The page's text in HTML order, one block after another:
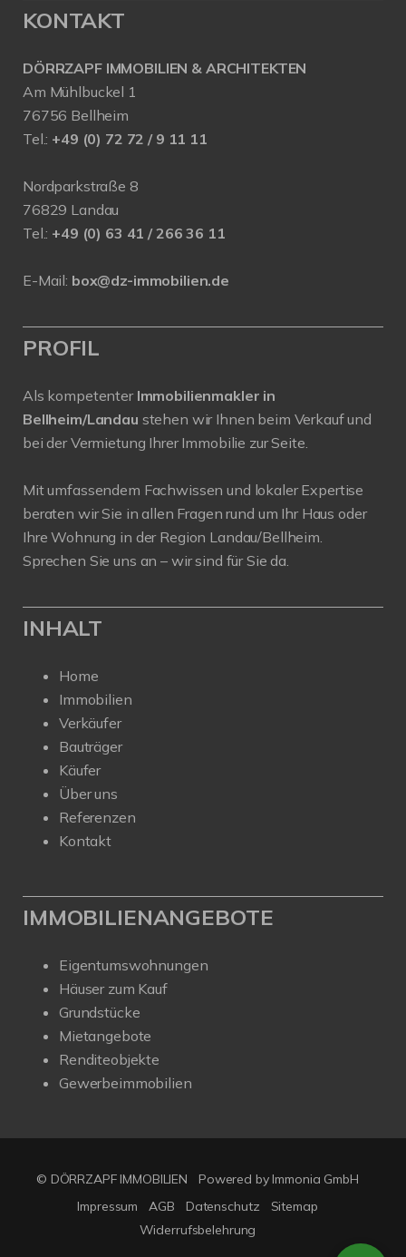
KONTAKT
DÖRRZAPF IMMOBILIEN & ARCHITEKTEN
Am Mühlbuckel 1
76756 Bellheim
Tel.: +49 (0) 72 72 / 9 11 11
Nordparkstraße 8
76829 Landau
Tel.: +49 (0) 63 41 / 266 36 11
E-Mail: box@dz-immobilien.de
PROFIL
Als kompetenter Immobilienmakler in
Bellheim/Landau stehen wir Ihnen beim Verkauf und
bei der Vermietung Ihrer Immobilie zur Seite.
Mit umfassendem Fachwissen und lokaler Expertise
beraten wir Sie in allen Fragen rund um Ihr Haus oder
Ihre Wohnung in der Region Landau/Bellheim.
Sprechen Sie uns an – wir sind für Sie da.
INHALT
Home
Immobilien
Verkäufer
Bauträger
Käufer
Über uns
Referenzen
Kontakt
IMMOBILIENANGEBOTE
Eigentumswohnungen
Häuser zum Kauf
Grundstücke
Mietangebote
Renditeobjekte
Gewerbeimmobilien
© DÖRRZAPF IMMOBILIEN Powered by Immonia GmbH
Impressum
AGB Datenschutz
Sitemap
Widerrufsbelehrung